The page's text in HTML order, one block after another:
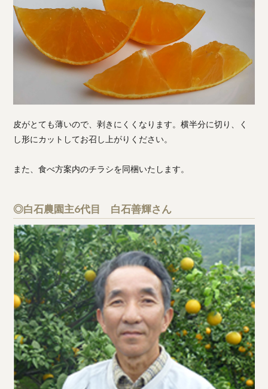
皮がとても薄いので、剥きにくくなります。横半分に切り、く
し形にカットしてお召し上がりください。
また、食べ方案内のチラシを同梱いたします。
◎白石農園主6代目 白石善輝さん